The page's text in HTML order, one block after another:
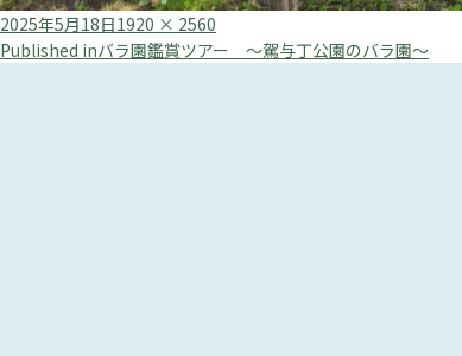
Posted
on
2025年5月18日Full
size
1920 × 2560
投
Published inバラ園鑑賞ツアー ～駕与丁公園のバラ園～